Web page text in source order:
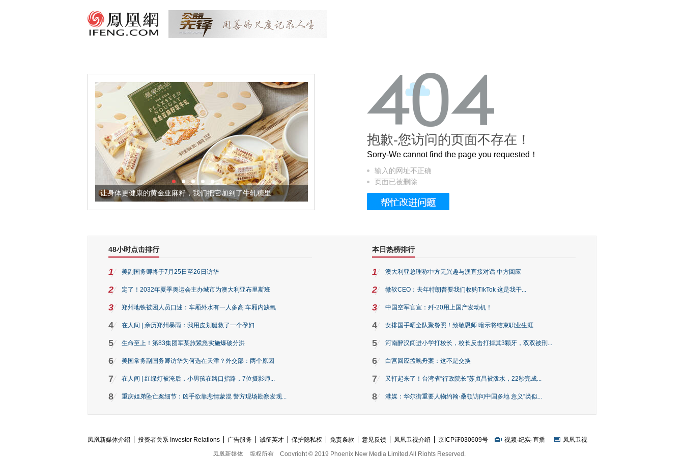
让身体更健康的黄金亚麻籽，我们把它加到了牛轧糖里 被列入佛家七宝的它到底有多美？
抱歉-您访问的页面不存在！
Sorry-We cannot find the page you requested！
输入的网址不正确
页面已被删除
48小时点击排行
1 美副国务卿将于7月25日至26日访华
2 定了！2032年夏季奥运会主办城市为澳大利亚布里斯班
3 郑州地铁被困人员口述：车厢外水有一人多高 车厢内缺氧
4 在人间 | 亲历郑州暴雨：我用皮划艇救了一个孕妇
5 生命至上！第83集团军某旅紧急实施爆破分洪
6 美国常务副国务卿访华为何选在天津？外交部：两个原因
7 在人间 | 红绿灯被淹后，小男孩在路口指路，7位摄影师...
8 重庆姐弟坠亡案细节：凶手欲靠悲情蒙混 警方现场勘察发现...
本日热榜排行
1 澳大利亚总理称中方无兴趣与澳直接对话 中方回应
2 微软CEO：去年特朗普要我们收购TikTok 这是我干...
3 中国空军官宣：歼-20用上国产发动机！
4 女排国手晒全队聚餐照！致敬恩师 暗示将结束职业生涯
5 河南醉汉闯进小学打校长，校长反击打掉其3颗牙，双双被刑...
6 白宫回应孟晚舟案：这不是交换
7 又打起来了！台湾省“行政院长”苏贞昌被泼水，22秒完成...
8 港媒：华尔街重要人物约翰·桑顿访问中国多地 意义“类似...
凤凰新媒体介绍 投资者关系 Investor Relations 广告服务 诚征英才 保护隐私权 免责条款 意见反馈 凤凰卫视介绍 京ICP证030609号 视频·纪实·直播
凤凰卫视
凤凰新媒体
版权所有 Copyright © 2019 Phoenix New Media Limited All Rights Reserved.